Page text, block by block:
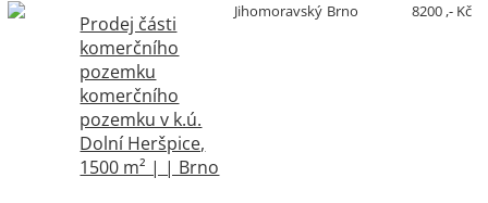
Prodej části
komerčního
pozemku
komerčního
pozemku v k.ú.
Dolní Heršpice,
1500 m² | | Brno
Jihomoravský Brno 8200 ,- Kč